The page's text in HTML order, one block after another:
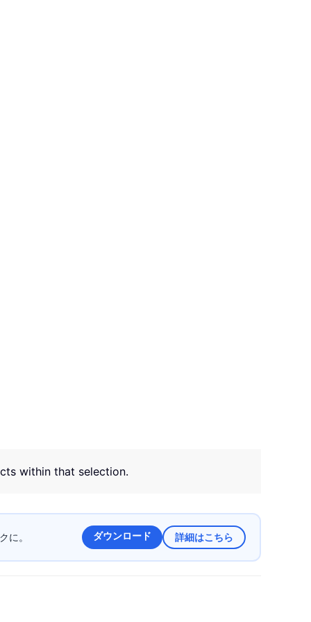
within that selection.
に。 ダウンロード 詳細はこちら